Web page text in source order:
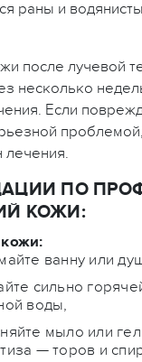
раны и
после лучевой
несколько
Если
лечения.
ПО
КОЖИ:
ванну или
сильно
воды,
мыло или
— торов и